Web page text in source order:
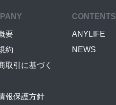
要
約
取引に基づく
報保護方針
CONTENTS
ANYLIFE
NEWS